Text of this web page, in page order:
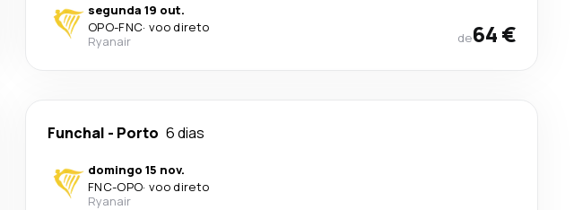
segunda 19 out.
OPO-FNC· voo direto
Ryanair
de64 €
Funchal - Porto 6 dias
domingo 15 nov.
FNC-OPO· voo direto
Ryanair